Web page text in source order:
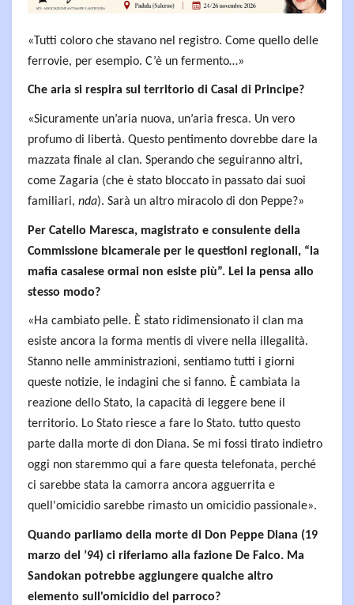
«Tutti coloro che stavano nel registro. Come quello delle
ferrovie, per esempio. C’è un fermento…»
Che aria si respira sul territorio di Casal di Principe?
«Sicuramente un’aria nuova, un’aria fresca. Un vero
profumo di libertà. Questo pentimento dovrebbe dare la
mazzata finale al clan. Sperando che seguiranno altri,
come Zagaria (che è stato bloccato in passato dai suoi
familiari, nda). Sarà un altro miracolo di don Peppe?»
Per Catello Maresca, magistrato e consulente della
Commissione bicamerale per le questioni regionali, “la
mafia casalese ormai non esiste più”. Lei la pensa allo
stesso modo?
«Ha cambiato pelle. È stato ridimensionato il clan ma
esiste ancora la forma mentis di vivere nella illegalità.
Stanno nelle amministrazioni, sentiamo tutti i giorni
queste notizie, le indagini che si fanno. È cambiata la
reazione dello Stato, la capacità di leggere bene il
territorio. Lo Stato riesce a fare lo Stato. tutto questo
parte dalla morte di don Diana. Se mi fossi tirato indietro
oggi non staremmo qui a fare questa telefonata, perché
ci sarebbe stata la camorra ancora agguerrita e
quell'omicidio sarebbe rimasto un omicidio passionale».
Quando parliamo della morte di Don Peppe Diana (19
marzo del ’94) ci riferiamo alla fazione De Falco. Ma
Sandokan potrebbe aggiungere qualche altro
elemento sull'omicidio del parroco?